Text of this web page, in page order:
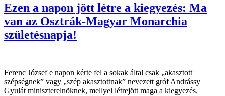
Ezen a napon jött létre a kiegyezés: Ma
van az Osztrák-Magyar Monarchia
születésnapja!
Ferenc József e napon kérte fel a sokak által csak „akasztott
szépségnek” vagy „szép akasztottnak” nevezett gróf Andrássy
Gyulát miniszterelnöknek, mellyel létrejött maga a kiegyezés.